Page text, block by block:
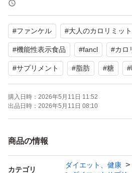
#ファンケル #大人のカロリミット
#機能性表示食品 #fancl #カロ
#サプリメント #脂肪 #糖 #
購入日時： 2026年5月11日 11:52
出品日時： 2026年5月11日 08:10
商品の情報
カテゴリ
ダイエット、健康